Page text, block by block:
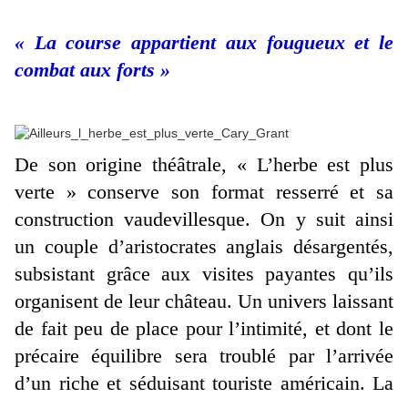
« La course appartient aux fougueux et le
combat aux forts »
De son origine théâtrale, « L’herbe est plus
verte » conserve son format resserré et sa
construction vaudevillesque. On y suit ainsi
un couple d’aristocrates anglais désargentés,
subsistant grâce aux visites payantes qu’ils
organisent de leur château. Un univers laissant
de fait peu de place pour l’intimité, et dont le
précaire équilibre sera troublé par l’arrivée
d’un riche et séduisant touriste américain. La